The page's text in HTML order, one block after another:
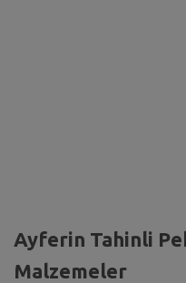
Ayferin Tahinli
Malzemeler